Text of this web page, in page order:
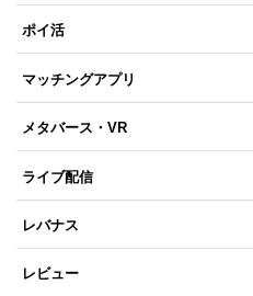
ポイ活
マッチングアプリ
メタバース・VR
ライブ配信
レバナス
レビュー